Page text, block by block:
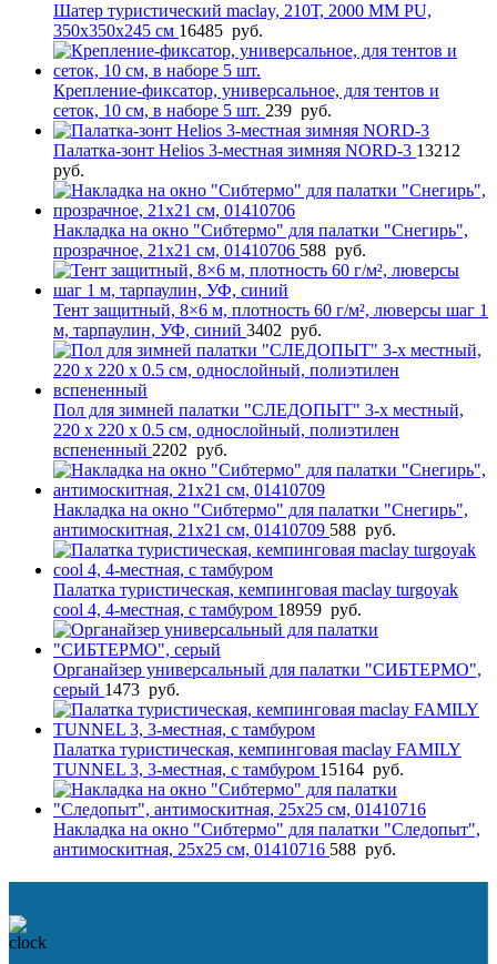
Шатер туристический maclay, 210Т, 2000 MM PU,
350х350х245 см 16485 руб.
Крепление-фиксатор, универсальное, для тентов и
сеток, 10 см, в наборе 5 шт. 239 руб.
Палатка-зонт Helios 3-местная зимняя NORD-3 13212
руб.
Накладка на окно "Сибтермо" для палатки "Снегирь",
прозрачное, 21х21 см, 01410706 588 руб.
Тент защитный, 8×6 м, плотность 60 г/м², люверсы шаг 1
м, тарпаулин, УФ, синий 3402 руб.
Пол для зимней палатки "СЛЕДОПЫТ" 3-х местный,
220 х 220 х 0.5 см, однослойный, полиэтилен
вспененный 2202 руб.
Накладка на окно "Сибтермо" для палатки "Снегирь",
антимоскитная, 21х21 см, 01410709 588 руб.
Палатка туристическая, кемпинговая maclay turgoyak
cool 4, 4-местная, с тамбуром 18959 руб.
Органайзер универсальный для палатки "СИБТЕРМО",
серый 1473 руб.
Палатка туристическая, кемпинговая maclay FAMILY
TUNNEL 3, 3-местная, с тамбуром 15164 руб.
Накладка на окно "Сибтермо" для палатки "Следопыт",
антимоскитная, 25х25 см, 01410716 588 руб.